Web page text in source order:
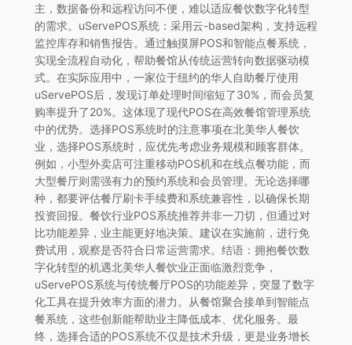
主，数据备份和远程访问不便，难以适应餐饮数字化转型
的需求。uServePOS系统：采用云-based架构，支持远程
监控库存和销售报告。通过触摸屏POS和智能点餐系统，
实现全流程自动化，帮助餐馆从传统运营转向数据驱动模
式。在实际应用中，一家位于纽约的华人自助餐厅使用
uServePOS后，发现订单处理时间缩短了30%，而会员复
购率提升了20%。这体现了现代POS在高效餐馆管理系统
中的优势。选择POS系统时的注意事项在北美华人餐饮
业，选择POS系统时，应优先考虑业务规模和顾客群体。
例如，小型外卖店可注重移动POS机和在线点餐功能，而
大型餐厅则需强有力的预约系统和会员管理。无论选择哪
种，都要评估餐厅刷卡手续费和系统兼容性，以确保长期
投资回报。餐饮行业POS系统推荐并非一刀切，但通过对
比功能差异，业主能更好地决策。建议在实施前，进行免
费试用，观察是否符合日常运营需求。结语：拥抱餐饮数
字化转型的机遇北美华人餐饮业正面临激烈竞争，
uServePOS系统与传统餐厅POS的功能差异，突显了数字
化工具在提升效率方面的潜力。从餐馆聚合接单到智能点
餐系统，这些创新能帮助业主降低成本、优化服务。最
终，选择合适的POS系统不仅是技术升级，更是业务增长